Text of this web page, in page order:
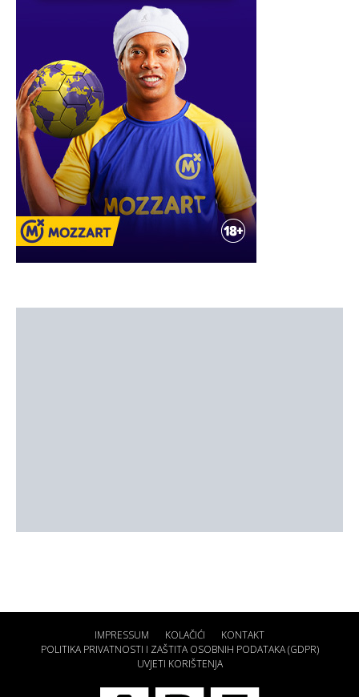
IMPRESSUM KOLAČIĆI
KONTAKT
POLITIKA PRIVATNOSTI I ZAŠTITA OSOBNIH PODATAKA (GDPR)
UVJETI KORIŠTENJA